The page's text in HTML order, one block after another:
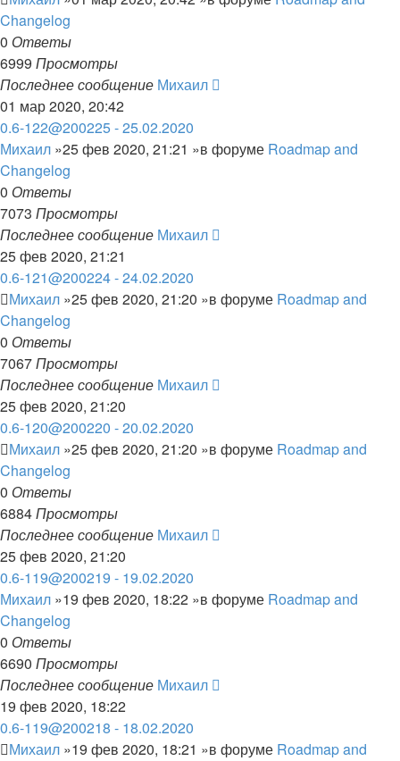
Changelog
0 Ответы
6999 Просмотры
Последнее сообщение Михаил
01 мар 2020, 20:42
0.6-122@200225 - 25.02.2020
Михаил »25 фев 2020, 21:21 »в форуме Roadmap and
Changelog
0 Ответы
7073 Просмотры
Последнее сообщение Михаил
25 фев 2020, 21:21
0.6-121@200224 - 24.02.2020
Михаил »25 фев 2020, 21:20 »в форуме Roadmap and
Changelog
0 Ответы
7067Просмотры
Последнее сообщение Михаил
25 фев 2020, 21:20
0.6-120@200220 - 20.02.2020
Михаил »25 фев 2020, 21:20 »в форуме Roadmap and
Changelog
0 Ответы
6884Просмотры
Последнее сообщение Михаил
25 фев 2020, 21:20
0.6-119@200219 - 19.02.2020
Михаил »19 фев 2020, 18:22 »в форуме Roadmap and
Changelog
0 Ответы
6690 Просмотры
Последнее сообщение Михаил
19 фев 2020, 18:22
0.6-119@200218 - 18.02.2020
Михаил »19 фев 2020, 18:21 »в форуме Roadmap and